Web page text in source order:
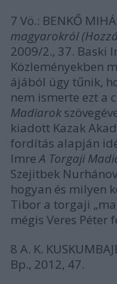
7 Vö.: BENKŐ
magyarokról
2009/2., 37. Baski
Közleményekben
ájából úgy tűnik,
nem ismerte ezt a
Madiarok
kiadott Kazak
fordítás alapján
Imre A Torgaji
Szejitbek
hogyan és milyen
Tibor a torgaji
mégis Veres Péter
8 A. K.
Bp., 2012, 47.